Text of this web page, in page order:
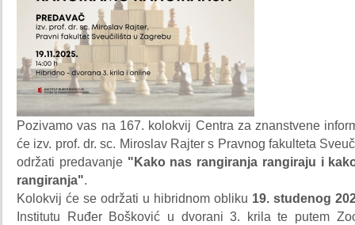
Pozivamo vas na 167. kolokvij Centra za znanstvene
će izv. prof. dr. sc. Miroslav Rajter s Pravnog fakulteta
održati predavanje "Kako nas rangiranja rangiraju i
rangiranja".
Kolokvij će se održati u hibridnom obliku 19. studenog
Institutu Ruđer Bošković u dvorani 3. krila te putem